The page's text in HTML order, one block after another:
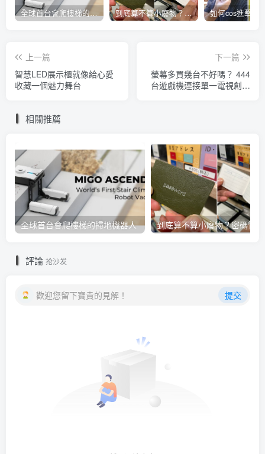
全球首台會爬樓梯的掃地機器人 到底算不算小廢物？密碼管理小本本開賣
上一篇
智慧LED展示櫃就像給心愛
收藏一個魅力舞台
下一篇
螢幕多買幾台不好嗎？ 444
台遊戲機連接單一電視創世
相關推薦
全球首台會爬樓梯的掃地機器人
評論 抢沙发
歡迎您留下寶貴的見解！ 提交